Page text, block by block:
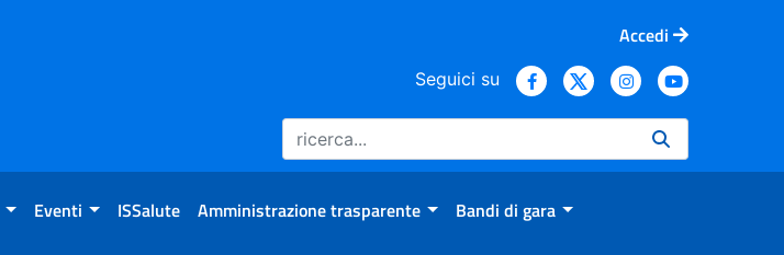
Accedi
Seguici su
Eventi ISSalute Amministrazione trasparente Bandi di gara